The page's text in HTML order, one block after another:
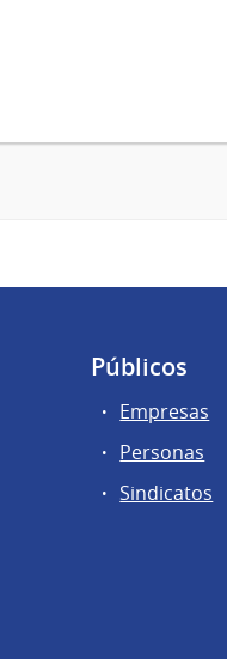
Públicos
Empresas
Personas
Sindicatos